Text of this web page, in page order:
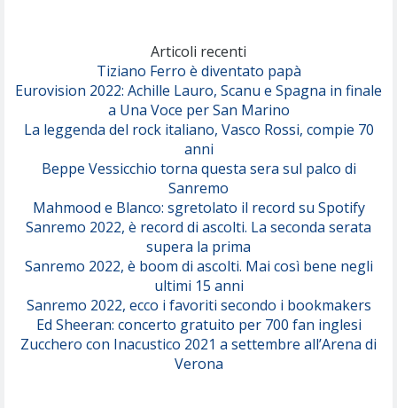
Serenamente
Articoli recenti
Tiziano Ferro è diventato papà
Eurovision 2022: Achille Lauro, Scanu e Spagna in finale
a Una Voce per San Marino
La leggenda del rock italiano, Vasco Rossi, compie 70
anni
Beppe Vessicchio torna questa sera sul palco di
Sanremo
Mahmood e Blanco: sgretolato il record su Spotify
Sanremo 2022, è record di ascolti. La seconda serata
supera la prima
Sanremo 2022, è boom di ascolti. Mai così bene negli
ultimi 15 anni
Sanremo 2022, ecco i favoriti secondo i bookmakers
Ed Sheeran: concerto gratuito per 700 fan inglesi
Zucchero con Inacustico 2021 a settembre all’Arena di
Verona